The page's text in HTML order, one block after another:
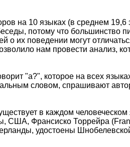
на 10 языках (в среднем 19,6
потому что большинство
их поведении могут
нам провести анализ,
"а?", которое на всех
словом, спрашивают
в каждом
США, Франсиско Торрейра
удостоены